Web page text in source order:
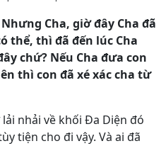
Cha, giờ đây Cha đã
thể, thì đã đến lúc Cha
chứ? Nếu Cha đưa con
thì con đã xé xác cha từ
nhải về khối Đa Diện đó
tiện cho đi vậy. Và ai đã